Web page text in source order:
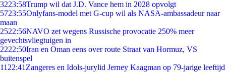
3223:58Trump wil dat J.D. Vance hem in 2028 opvolgt
5723:55Onlyfans-model met G-cup wil als NASA-ambassadeur naar
maan
2522:56NAVO zet wegens Russische provocatie 250% meer
gevechtsvliegtuigen in
2222:50Iran en Oman eens over route Straat van Hormuz, VS
buitenspel
11 22:41 Zangeres en Idols-jurylid Jerney Kaagman op 79-jarige leeftijd